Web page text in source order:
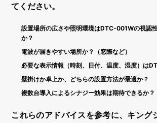
てください。
設置場所の広さや照明環境はDTC-001Wの視認
か？
電波が届きやすい場所か？（窓際など）
必要な表示情報（時刻、日付、温度、湿度）は
壁掛けか卓上か、どちらの設置方法が最適か？
複数台導入によるシナジー効果は期待できるか？
これらのアドバイスを参考に、キン